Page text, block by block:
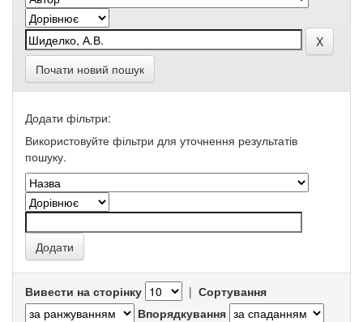
Почати новий пошук
Додати фільтри:
Використовуйте фільтри для уточнення результатів
пошуку.
Вивести на сторінку | Сортування
Впорядкування